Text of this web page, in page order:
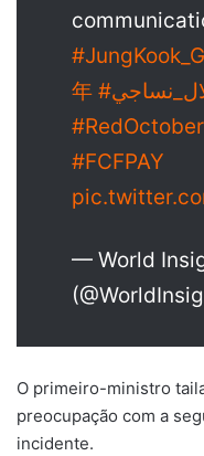
年
#RedOctober
#FCFPAY
— World
O primeiro-ministro
preocupação com a
incidente.